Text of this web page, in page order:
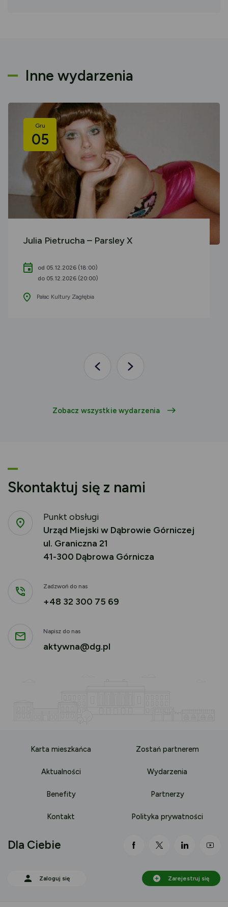
Inne wydarzenia
Gru
05
Julia Pietrucha – Parsley X
od 05.12.2026 (18:00)
do 05.12.2026 (20:00)
Pałac Kultury Zagłębia
PoprzedniaNastępna
Zobacz wszystkie wydarzenia
Skontaktuj się z nami
Punkt obsługi
Urząd Miejski w Dąbrowie Górniczej
ul. Graniczna 21
41-300 Dąbrowa Górnicza
Zadzwoń do nas
+48 32 300 75 69
Napisz do nas
aktywna@dg.pl
Karta mieszkańca Zostań partnerem
Aktualności Wydarzenia
Benefity Partnerzy
Kontakt Polityka prywatności
link otwiera się nowej
link otwiera się
link
Dla Ciebie
Zaloguj się Zarejestruj się